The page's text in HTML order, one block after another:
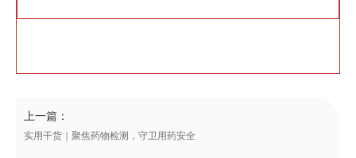
上一篇：
实用干货｜聚焦药物检测，守卫用药安全